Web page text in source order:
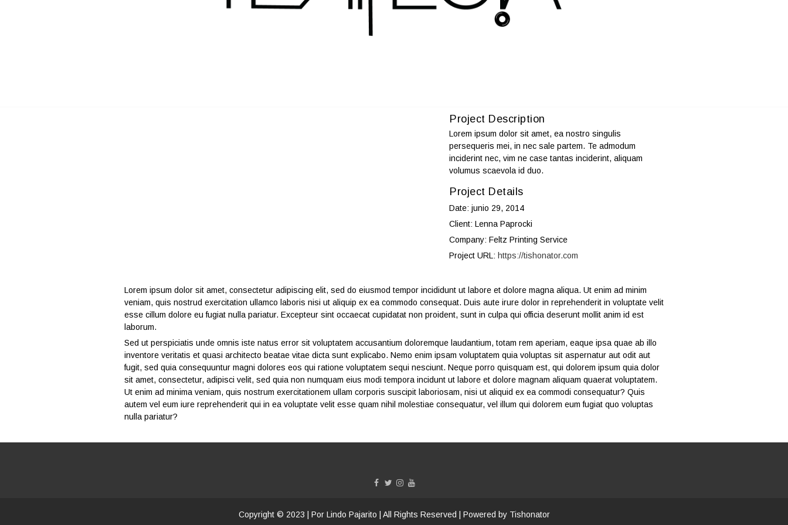
Project Description
Lorem ipsum dolor sit amet, ea nostro singulis
persequeris mei, in nec sale partem. Te admodum
inciderint nec, vim ne case tantas inciderint, aliquam
volumus scaevola id duo.
Project Details
Date: junio 29, 2014
Client: Lenna Paprocki
Company: Feltz Printing Service
Project URL: https://tishonator.com
Lorem ipsum dolor sit amet, consectetur adipiscing elit, sed do eiusmod tempor incididunt ut labore et dolore magna aliqua. Ut enim ad minim
veniam, quis nostrud exercitation ullamco laboris nisi ut aliquip ex ea commodo consequat. Duis aute irure dolor in reprehenderit in voluptate velit
esse cillum dolore eu fugiat nulla pariatur. Excepteur sint occaecat cupidatat non proident, sunt in culpa qui officia deserunt mollit anim id est
laborum.
Sed ut perspiciatis unde omnis iste natus error sit voluptatem accusantium doloremque laudantium, totam rem aperiam, eaque ipsa quae ab illo
inventore veritatis et quasi architecto beatae vitae dicta sunt explicabo. Nemo enim ipsam voluptatem quia voluptas sit aspernatur aut odit aut
fugit, sed quia consequuntur magni dolores eos qui ratione voluptatem sequi nesciunt. Neque porro quisquam est, qui dolorem ipsum quia dolor
sit amet, consectetur, adipisci velit, sed quia non numquam eius modi tempora incidunt ut labore et dolore magnam aliquam quaerat voluptatem.
Ut enim ad minima veniam, quis nostrum exercitationem ullam corporis suscipit laboriosam, nisi ut aliquid ex ea commodi consequatur? Quis
autem vel eum iure reprehenderit qui in ea voluptate velit esse quam nihil molestiae consequatur, vel illum qui dolorem eum fugiat quo voluptas
nulla pariatur?
Copyright © 2023 | Por Lindo Pajarito | All Rights Reserved | Powered by Tishonator